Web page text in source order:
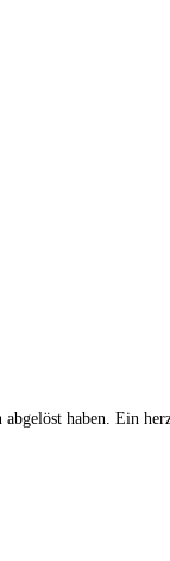
abgelöst haben. Ein